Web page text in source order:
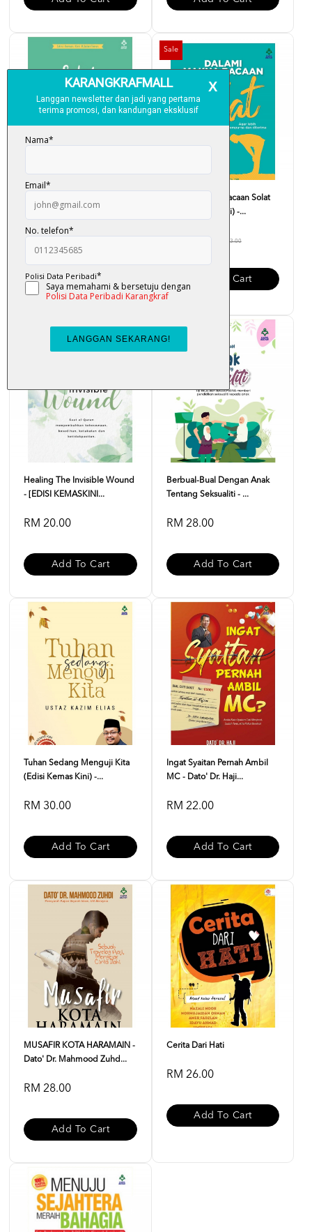
Mahadi
RM 30.00
Add To Cart
Sale
Dalami Makna Bacaan Solat
(Edisi Kemas Kini) -...
RM 18.40 RM 23.00
Add To Cart
Healing The Invisible Wound
- [EDISI KEMASKINI...
RM 20.00
Add To Cart
Berbual-Bual Dengan Anak
Tentang Seksualiti - ...
RM 28.00
Add To Cart
Tuhan Sedang Menguji Kita
(Edisi Kemas Kini) -...
RM 30.00
Add To Cart
Ingat Syaitan Pernah Ambil
MC - Dato' Dr. Haji...
RM 22.00
Add To Cart
MUSAFIR KOTA HARAMAIN -
Dato' Dr. Mahmood Zuhd...
RM 28.00
Add To Cart
Cerita Dari Hati
RM 26.00
Add To Cart